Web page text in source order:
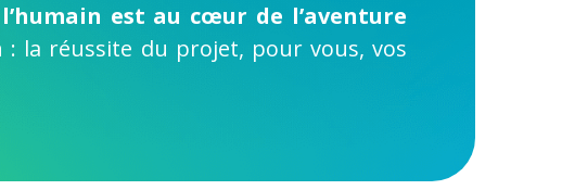
l’humain est au cœur de l’aventure
la réussite du projet, pour vous, vos